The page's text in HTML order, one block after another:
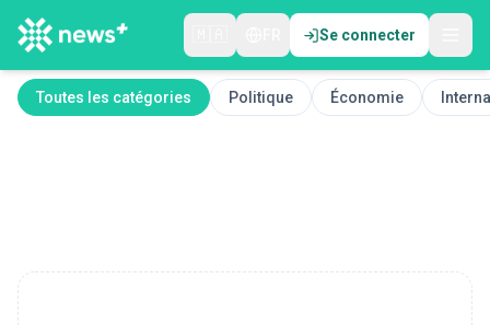
Se connecter
Toutes les catégories Politique Économie